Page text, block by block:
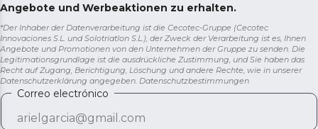
Angebote und Werbeaktionen zu erhalten.
*Der Inhaber der Datenverarbeitung ist die Cecotec-Gruppe (Cecotec
Innovaciones S.L. und Solotriatlon S.L.), der Zweck der Verarbeitung ist es, Ihnen
Angebote und Promotionen von den Unternehmen der Gruppe zu senden. Die
Legitimationsgrundlage ist die ausdrückliche Zustimmung, und Sie haben das
Recht auf Zugang, Berichtigung, Löschung und andere Rechte, wie in unserer
Datenschutzerklärung angegeben. Datenschutzbestimmungen
Correo electrónico